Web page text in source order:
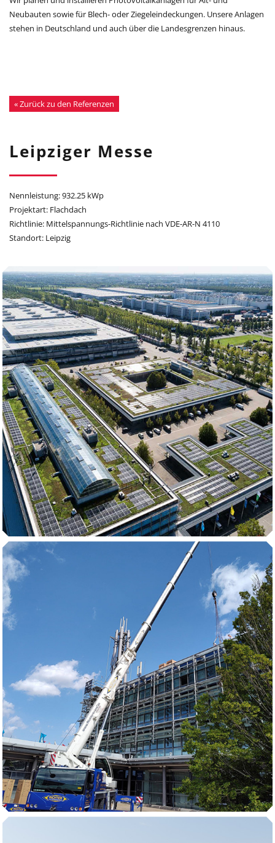
Neubauten sowie für Blech- oder Ziegeleindeckungen. Unsere Anlagen
stehen in Deutschland und auch über die Landesgrenzen hinaus.
« Zurück zu den Referenzen
Leipziger Messe
Nennleistung: 932.25 kWp
Projektart: Flachdach
Richtlinie: Mittelspannungs-Richtlinie nach VDE-AR-N 4110
Standort: Leipzig